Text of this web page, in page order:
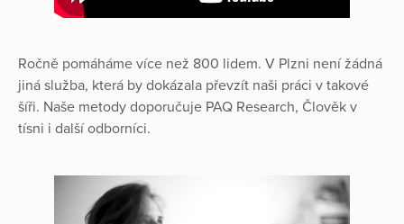
Ročně pomáháme více než 800 lidem. V Plzni není žádná
jiná služba, která by dokázala převzít naši práci v takové
šíři. Naše metody doporučuje PAQ Research, Člověk v
tísni i další odborníci.